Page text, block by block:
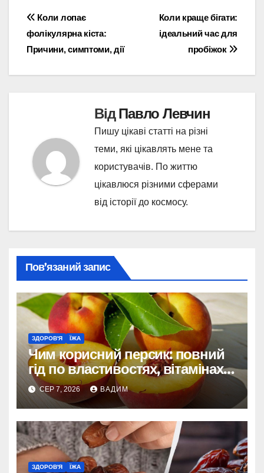
Навігація
записів
Коли краще бігати:
ідеальний час для
пробіжок
Коли лопає
фолікулярна кіста:
Причини, симптоми, дії
ВідПавло Левчин
Пишу цікаві статті на різні
теми, які цікавлять мене та
користувачів. По життю
цікавлюся різними сферами
від історії до космосу.
Пов’язаний запис
ЗДОРОВ'Я ЇЖА
Чим корисний персик: повний
гід по властивостях, вітамінах і
впливі на організм
СЕР 7, 2026 ВАДИМ
ЗДОРОВ'Я ЇЖА